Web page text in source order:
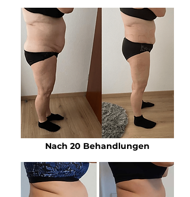
Nach 20 Behandlungen